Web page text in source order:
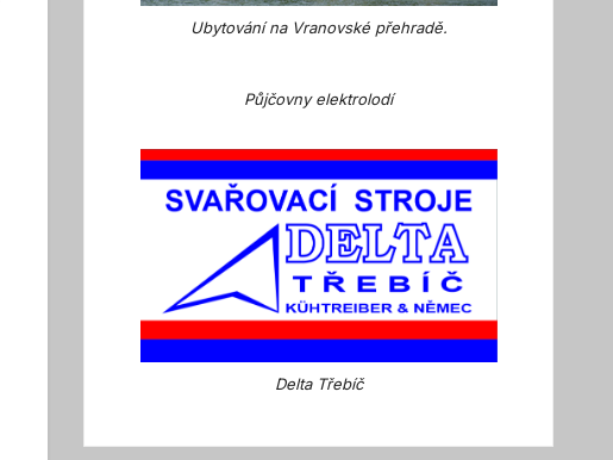
Ubytování na Vranovské přehradě.
Půjčovny elektrolodí
Delta Třebíč